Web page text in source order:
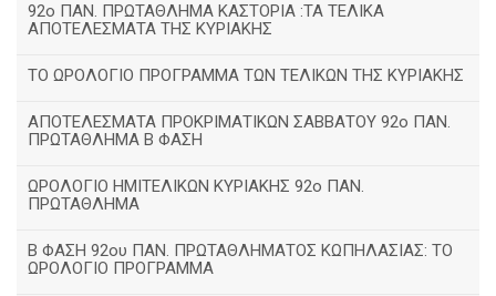
92ο ΠΑΝ. ΠΡΩΤΑΘΛΗΜΑ ΚΑΣΤΟΡΙΑ :ΤΑ ΤΕΛΙΚΑ
ΑΠΟΤΕΛΕΣΜΑΤΑ ΤΗΣ ΚΥΡΙΑΚΗΣ
ΤΟ ΩΡΟΛΟΓΙΟ ΠΡΟΓΡΑΜΜΑ ΤΩΝ ΤΕΛΙΚΩΝ ΤΗΣ ΚΥΡΙΑΚΗΣ
ΑΠΟΤΕΛΕΣΜΑΤΑ ΠΡΟΚΡΙΜΑΤΙΚΩΝ ΣΑΒΒΑΤΟΥ 92o ΠΑΝ.
ΠΡΩΤΑΘΛΗΜΑ Β ΦΑΣΗ
ΩΡΟΛΟΓΙΟ ΗΜΙΤΕΛΙΚΩΝ ΚΥΡΙΑΚΗΣ 92ο ΠΑΝ.
ΠΡΩΤΑΘΛΗΜΑ
Β ΦΑΣΗ 92ου ΠΑΝ. ΠΡΩΤΑΘΛΗΜΑΤΟΣ ΚΩΠΗΛΑΣΙΑΣ: ΤΟ
ΩΡΟΛΟΓΙΟ ΠΡΟΓΡΑΜΜΑ